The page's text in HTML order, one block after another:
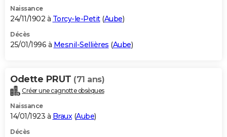
Naissance
24/11/1902 à Torcy-le-Petit(Aube)
Décès
25/01/1996 à Mesnil-Sellières (Aube)
Odette PRUT (71 ans)
Créer une cagnotte obsèques
Naissance
14/01/1923 à Braux(Aube)
Décès